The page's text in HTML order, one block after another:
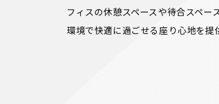
フィスの休憩スペースや待合スペー
環境で快適に過ごせる座り心地を提